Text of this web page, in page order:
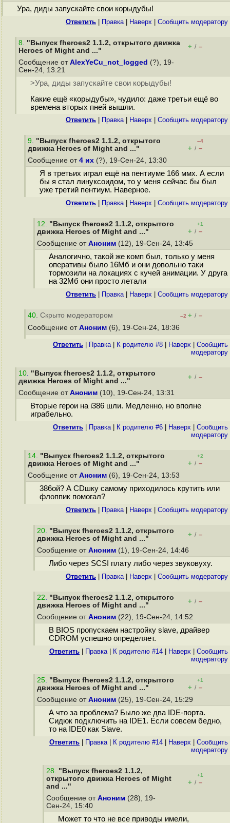
Ура, диды запускайте свои корыдубы!
Ответить Правка| Наверх Cообщить модератору
8. "Выпуск fheroes2 1.1.2, открытого движка
Heroes of Might and ..."
+ / –
Сообщение от AlexYeCu_not_logged (?), 19-
Сен-24, 13:21
>Ура, диды запускайте свои корыдубы!
Какие ещё «корыдубы», чудило: даже третьи ещё во
времена вторых пней вышли.
Ответить Правка| Наверх Cообщить модератору
9. "Выпуск fheroes2 1.1.2, открытого
движка Heroes of Might and ..."
–4
+ / –
Сообщение от 4 их (?), 19-Сен-24, 13:30
Я в третьих играл ещё на пентиуме 166 ммх. А если
бы я стал линуксоидом, то у меня сейчас бы был
уже третий пентиум. Наверное.
Ответить Правка| Наверх Cообщить модератору
12. "Выпуск fheroes2 1.1.2, открытого
движка Heroes of Might and ..."
+1
+ / –
Сообщение от Аноним (12), 19-Сен-24, 13:45
Аналогично, такой же комп был, только у меня
оперативы было 16Мб и они довольно таки
тормозили на локациях с кучей анимации. У друга
на 32Мб они просто летали
Ответить Правка| Наверх Cообщить модератору
40. Скрыто модератором –2 + / –
Сообщение от Аноним (6), 19-Сен-24, 18:36
Ответить Правка| К родителю #8 Наверх
Cообщить
модератору
10. "Выпуск fheroes2 1.1.2, открытого
движка Heroes of Might and ..."
+ / –
Сообщение от Аноним (10), 19-Сен-24, 13:31
Вторые герои на i386 шли. Медленно, но вполне
играбельно.
Ответить Правка| К родителю #6 Наверх
Cообщить
модератору
14. "Выпуск fheroes2 1.1.2, открытого
движка Heroes of Might and ..."
+2
+ / –
Сообщение от Аноним (6), 19-Сен-24, 13:53
386ой? А CDшку самому приходилось крутить или
флоппик помогал?
Ответить Правка| Наверх Cообщить модератору
20. "Выпуск fheroes2 1.1.2, открытого
движка Heroes of Might and ..."
+ / –
Сообщение от Аноним (1), 19-Сен-24, 14:46
Либо через SCSI плату либо через звуковуху.
Ответить Правка| Наверх Cообщить модератору
22. "Выпуск fheroes2 1.1.2, открытого
движка Heroes of Might and ..."
+ / –
Сообщение от Аноним (22), 19-Сен-24, 14:52
В BIOS пропускаем настройку slave, драйвер
CDROM успешно определяет.
Ответить Правка| К родителю #14 Наверх
Cообщить
модератору
25. "Выпуск fheroes2 1.1.2, открытого
движка Heroes of Might and ..."
+1
+ / –
Сообщение от Аноним (25), 19-Сен-24, 15:29
А что за проблема? Было же два IDE-порта.
Сидюк подключить на IDE1. Если совсем бедно,
то на IDE0 как Slave.
Ответить Правка| К родителю #14 Наверх
Cообщить
модератору
28. "Выпуск fheroes2 1.1.2,
открытого движка Heroes of Might
and ..."
+1
+ / –
Сообщение от Аноним (28), 19-
Сен-24, 15:40
Может то что не все приводы имели,